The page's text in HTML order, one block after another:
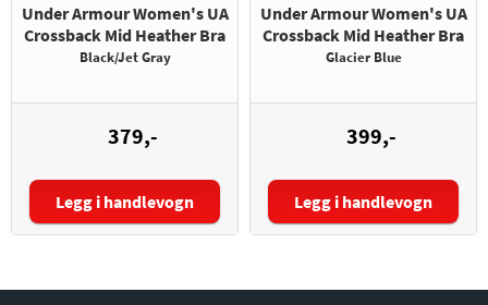
Under Armour Women's UA
Crossback Mid Heather Bra
Black/Jet Gray
379,-
Størrelse:
Legg i handlevogn
Under Armour Women's UA
Crossback Mid Heather Bra
Glacier Blue
399,-
Størrelse:
Legg i handlevogn